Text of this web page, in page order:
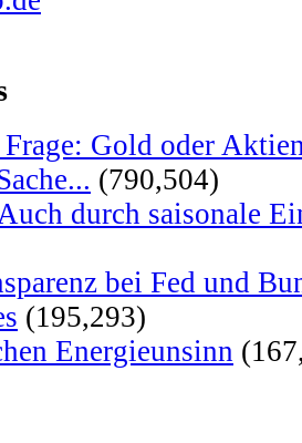
Gold oder
(790,504)
durch saisonale
bei Fed und
(195,293)
Energieunsinn